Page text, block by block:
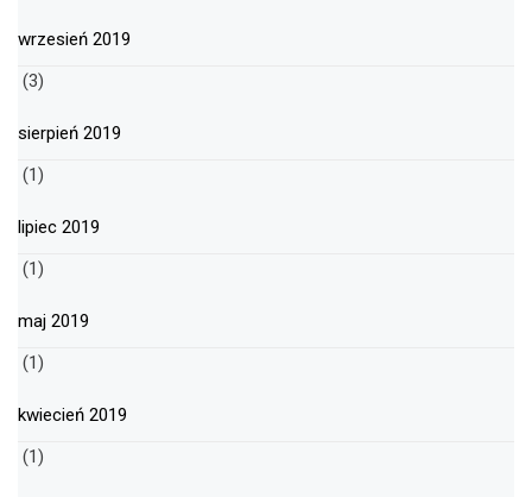
wrzesień 2019
(3)
sierpień 2019
(1)
lipiec 2019
(1)
maj 2019
(1)
kwiecień 2019
(1)